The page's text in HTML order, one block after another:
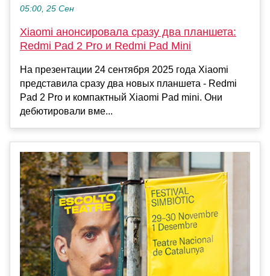
05:00, 25 Сен
Xiaomi анонсировала сразу два планшета:
Redmi Pad 2 Pro и Redmi Pad Mini
На презентации 24 сентября 2025 года Xiaomi
представила сразу два новых планшета - Redmi
Pad 2 Pro и компактный Xiaomi Pad mini. Они
дебютировали вме...